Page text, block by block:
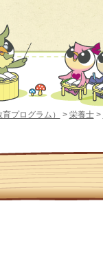
プログラム） > 栄養士>